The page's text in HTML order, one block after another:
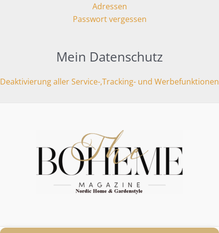
Adressen
Passwort vergessen
Mein Datenschutz
Deaktivierung aller Service-,Tracking- und Werbefunktionen